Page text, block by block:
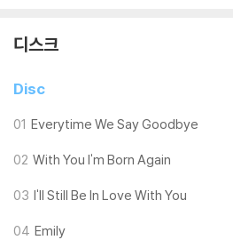
디스크
Disc
01 Everytime We Say Goodbye
02 With You I'm Born Again
03 I'll Still Be In Love With You
04 Emily